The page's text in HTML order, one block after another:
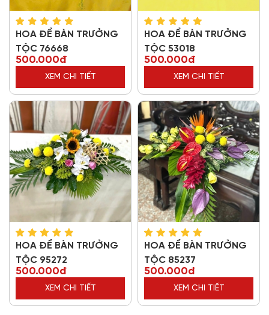
HOA ĐỂ BÀN TRƯỞNG
TỘC 76668
500.000đ
XEM CHI TIẾT
HOA ĐỂ BÀN TRƯỞNG
TỘC 53018
500.000đ
XEM CHI TIẾT
HOA ĐỂ BÀN TRƯỞNG
TỘC 95272
500.000đ
XEM CHI TIẾT
HOA ĐỂ BÀN TRƯỞNG
TỘC 85237
500.000đ
XEM CHI TIẾT